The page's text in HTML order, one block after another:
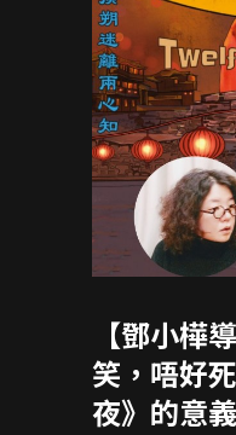
【鄧小樺
笑，唔好
夜》的意